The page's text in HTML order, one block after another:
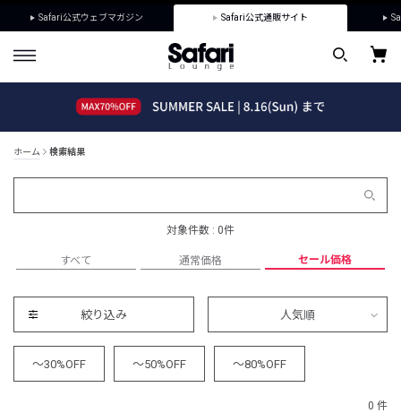
Safari公式ウェブマガジン Safari公式通販サイト
ホーム 検索結果
対象件数 : 0件
すべて 通常価格 セール価格
絞り込み 人気順
～30%OFF ～50%OFF ～80%OFF
0 件